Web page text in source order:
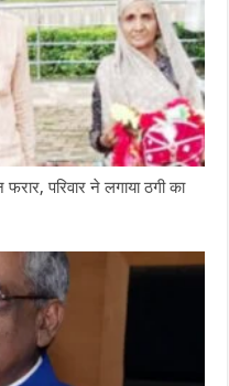
परिवार ने लगाया ठगी का